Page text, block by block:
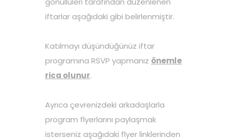
iftarlar aşağıdaki gibi belirlenmiştir.
Katılmayı düşündüğünüz iftar
programına RSVP yapmanız önemle
rica olunur.
Ayrıca çevrenizdeki arkadaşlarla
program flyerlarını paylaşmak
isterseniz aşağıdaki flyer linklerinden